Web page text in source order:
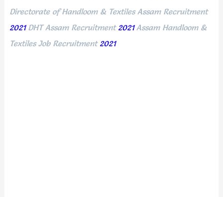
Directorate of Handloom & Textiles Assam Recruitment
2021 DHT Assam Recruitment 2021 Assam Handloom &
Textiles Job Recruitment 2021